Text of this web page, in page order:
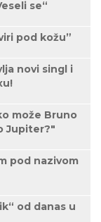
se“
pod kožu”
novi singl i
može Bruno
Jupiter?"
pod nazivom
od danas u